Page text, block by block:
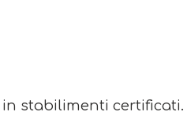
stabilimenti certificati.